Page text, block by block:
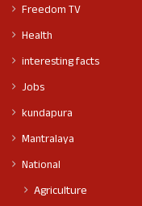
Freedom TV
Health
interesting facts
Jobs
kundapura
Mantralaya
National
Agriculture